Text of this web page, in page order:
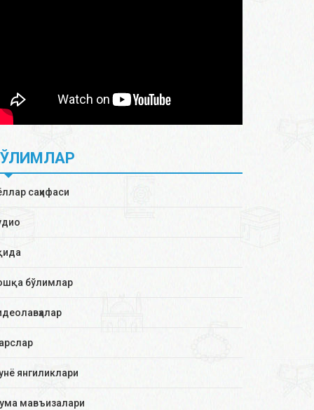
саҳифаси
бўлимлар
янгиликлари
мавъизалари